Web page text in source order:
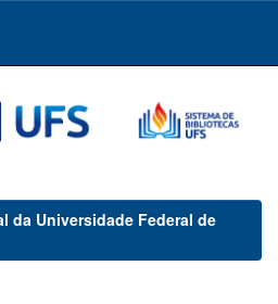
da Universidade Federal de